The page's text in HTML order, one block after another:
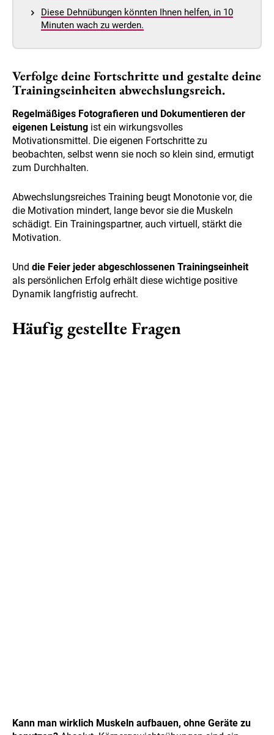
Diese Dehnübungen könnten Ihnen helfen, in 10
Minuten wach zu werden.
Verfolge deine Fortschritte und gestalte deine
Trainingseinheiten abwechslungsreich.
Regelmäßiges Fotografieren und Dokumentieren der
eigenen Leistung ist ein wirkungsvolles
Motivationsmittel. Die eigenen Fortschritte zu
beobachten, selbst wenn sie noch so klein sind, ermutigt
zum Durchhalten.
Abwechslungsreiches Training beugt Monotonie vor, die
die Motivation mindert, lange bevor sie die Muskeln
schädigt. Ein Trainingspartner, auch virtuell, stärkt die
Motivation.
Und die Feier jeder abgeschlossenen Trainingseinheit
als persönlichen Erfolg erhält diese wichtige positive
Dynamik langfristig aufrecht.
Häufig gestellte Fragen
Kann man wirklich Muskeln aufbauen, ohne Geräte zu